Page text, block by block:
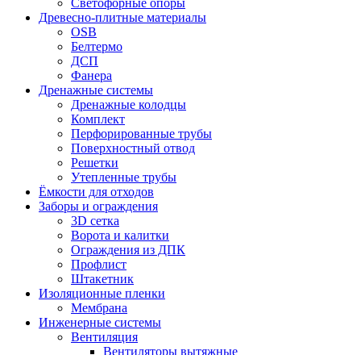
Светофорные опоры
Древесно-плитные материалы
OSB
Белтермо
ДСП
Фанера
Дренажные системы
Дренажные колодцы
Комплект
Перфорированные трубы
Поверхностный отвод
Решетки
Утепленные трубы
Ёмкости для отходов
Заборы и ограждения
3D сетка
Ворота и калитки
Ограждения из ДПК
Профлист
Штакетник
Изоляционные пленки
Мембрана
Инженерные системы
Вентиляция
Вентиляторы вытяжные